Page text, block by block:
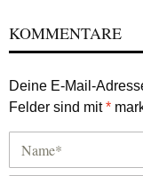
KOMMENTARE
Deine E-Mail-
Felder sind mit*